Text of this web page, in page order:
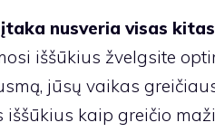
nusveria visas
iššūkius žvelgsite
jūsų vaikas
kaip greičio